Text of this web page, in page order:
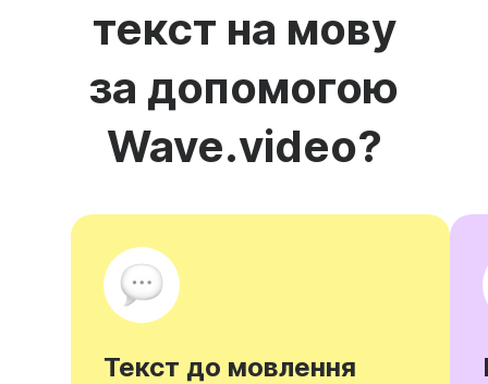
текст на мову
за допомогою
Wave.video?
Текст до мовлення